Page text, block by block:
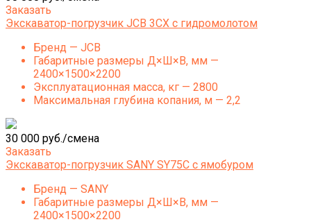
Заказать
Экскаватор-погрузчик JCB 3СХ с гидромолотом
Бренд — JCB
Габаритные размеры Д×Ш×В, мм —
2400×1500×2200
Эксплуатационная масса, кг — 2800
Максимальная глубина копания, м — 2,2
30 000 руб./смена
Заказать
Экскаватор-погрузчик SANY SY75C с ямобуром
Бренд — SANY
Габаритные размеры Д×Ш×В, мм —
2400×1500×2200